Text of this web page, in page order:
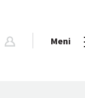
Meni